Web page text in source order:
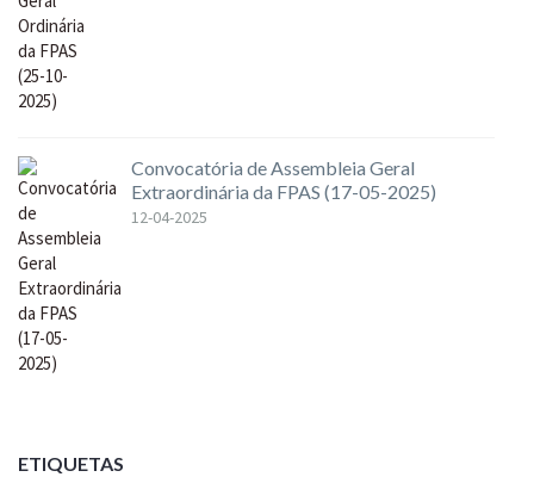
Convocatória de Assembleia Geral
Extraordinária da FPAS (17-05-2025)
12-04-2025
ETIQUETAS